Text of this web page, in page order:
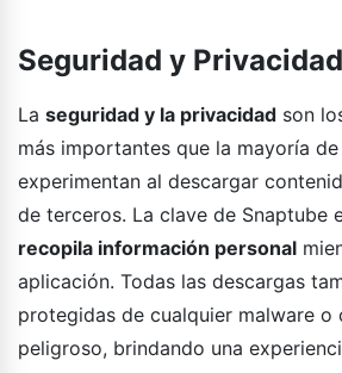
Seguridad y Privacidad
La seguridad y la privacidad son
más importantes que la mayoría
experimentan al descargar
de terceros. La clave de Snaptube
recopila información personal
aplicación. Todas las descargas
protegidas de cualquier malware o
peligroso, brindando una